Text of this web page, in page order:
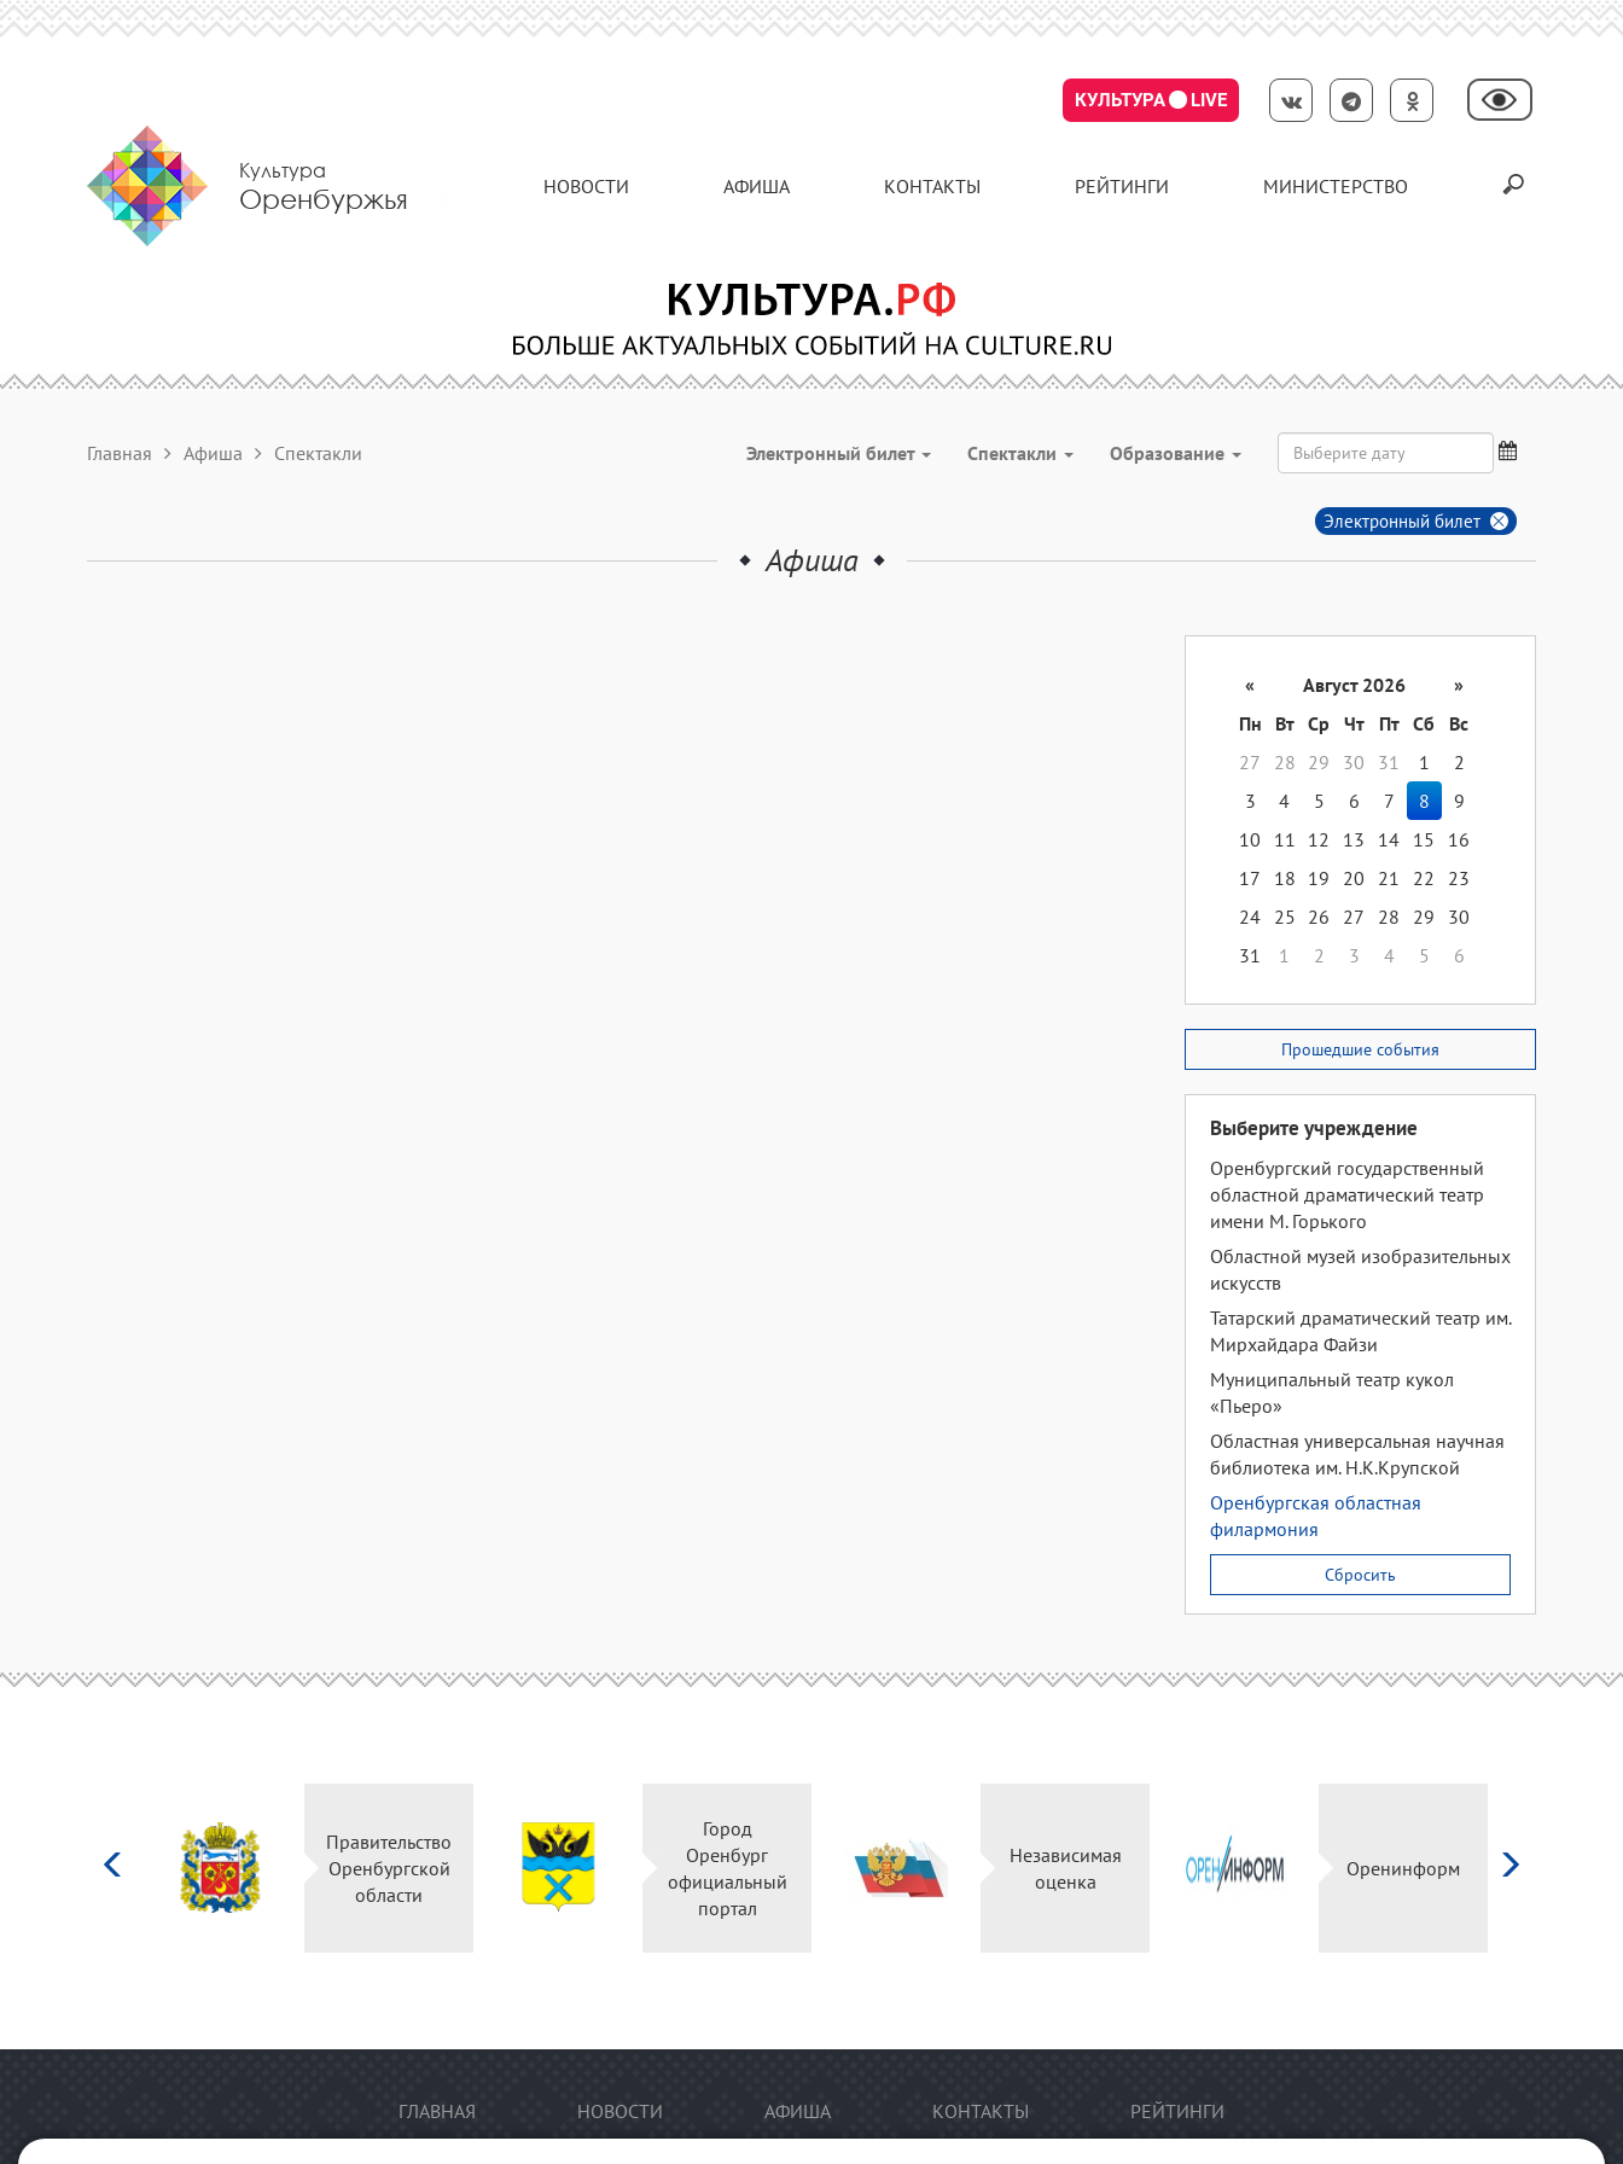
КУЛЬТУРА LIVE
Культура
Оренбуржья НОВОСТИ АФИША КОНТАКТЫ РЕЙТИНГИ МИНИСТЕРСТВО
Главная Афиша Спектакли Электронный билет Спектакли Образование
Электронный билет
Афиша
« Август 2026
»
Пн
Вт Ср Чт Пт Сб
Вс
27
28 29 30 31 1
2
3
4 5 6 7 8
9
10
11 12 13 14 15
16
17
18 19 20 21 22
23
24 25 26 27 28 29
30
31
1 2 3 4 5 6
Прошедшие события
Выберите учреждение
Оренбургский государственный
областной драматический театр
имени М. Горького
Областной музей изобразительных
искусств
Татарский драматический театр им.
Мирхайдара Файзи
Муниципальный театр кукол
«Пьеро»
Областная универсальная научная
библиотека им. Н.К.Крупской
Оренбургская областная
филармония
Сбросить
Правительство
Оренбургской
области
Город
Оренбург
официальный
портал
Независимая
оценка
Оренинформ
ГЛАВНАЯ НОВОСТИ АФИША КОНТАКТЫ РЕЙТИНГИ